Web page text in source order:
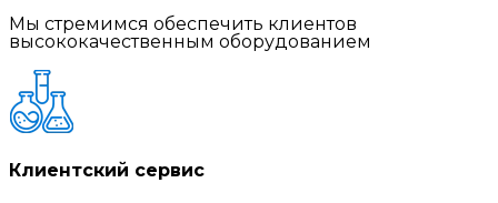
Мы стремимся обеспечить клиентов
высококачественным оборудованием
Клиентский сервис